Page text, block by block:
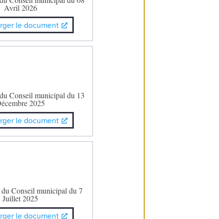
Avril 2026
le document
Conseil municipal du 13
2025
le document
du Conseil municipal du 7
Juillet 2025
le document